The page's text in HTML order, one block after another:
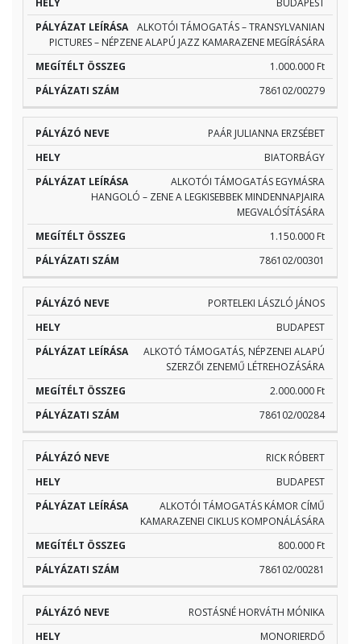
BUDAPEST
ALKOTÓI TÁMOGATÁS – TRANSYLVANIAN
PICTURES – NÉPZENE ALAPÚ JAZZ KAMARAZENE MEGÍRÁSÁRA
1.000.000 Ft
786102/00279
PAÁR JULIANNA ERZSÉBET
BIATORBÁGY
ALKOTÓI TÁMOGATÁS EGYMÁSRA
HANGOLÓ – ZENE A LEGKISEBBEK MINDENNAPJAIRA
MEGVALÓSÍTÁSÁRA
1.150.000 Ft
786102/00301
PORTELEKI LÁSZLÓ JÁNOS
BUDAPEST
ALKOTÓ TÁMOGATÁS, NÉPZENEI ALAPÚ
SZERZŐI ZENEMŰ LÉTREHOZÁSÁRA
2.000.000 Ft
786102/00284
RICK RÓBERT
BUDAPEST
ALKOTÓI TÁMOGATÁS KÁMOR CÍMŰ
KAMARAZENEI CIKLUS KOMPONÁLÁSÁRA
800.000 Ft
786102/00281
ROSTÁSNÉ HORVÁTH MÓNIKA
MONORIERDŐ